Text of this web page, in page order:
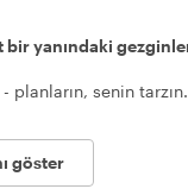
bir yanındaki
planların, senin tarzın.
göster